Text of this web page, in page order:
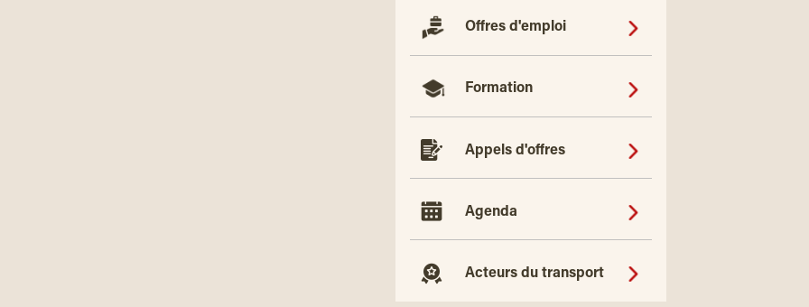
Offres d'emploi
Formation
Appels d'offres
Agenda
Acteurs du transport